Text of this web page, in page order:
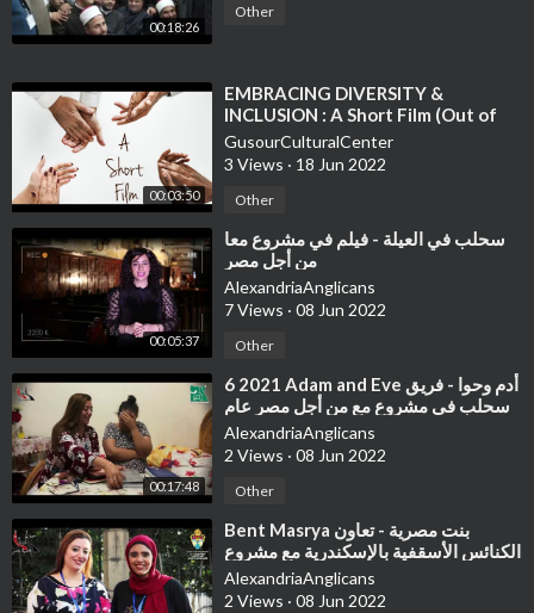
00:18:26
Other
00:03:50
⁣EMBRACING DIVERSITY &
INCLUSION : A Short Film (Out of
Royalty free Video, Stock footage)
GusourCulturalCenter
3 Views · 18 Jun 2022
Other
00:05:37
⁣سحلب في العيلة - فيلم في مشروع معا
من أجل مصر
AlexandriaAnglicans
7 Views · 08 Jun 2022
Other
00:17:48
⁣6 2021 Adam and Eve أدم وحوا - فريق
سحلب في مشروع مع من أجل مصر عام
2021
AlexandriaAnglicans
2 Views · 08 Jun 2022
Other
⁣Bent Masrya بنت مصرية - تعاون
الكنائس الأسقفية بالإسكندرية مع مشروع
معا من أجل مصر
AlexandriaAnglicans
2 Views · 08 Jun 2022